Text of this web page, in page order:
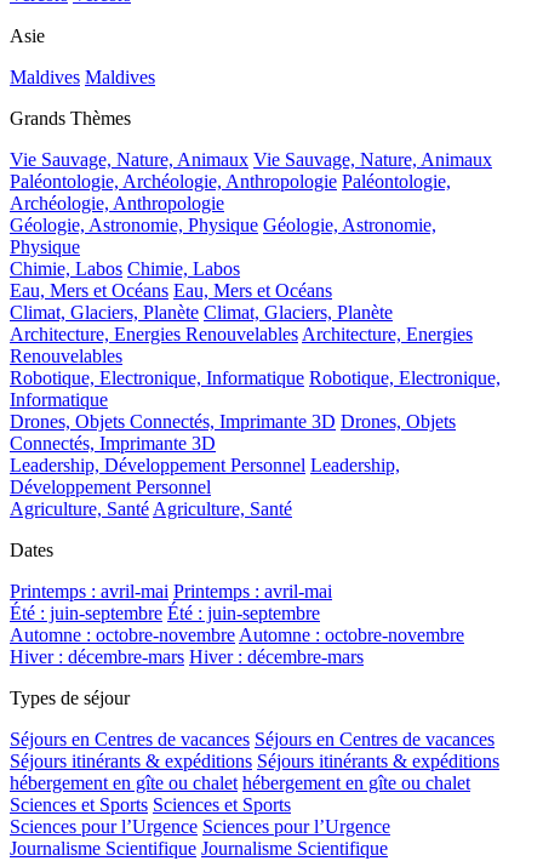
Asie
Maldives Maldives
Grands Thèmes
Vie Sauvage, Nature, Animaux Vie Sauvage, Nature, Animaux
Paléontologie, Archéologie, Anthropologie Paléontologie,
Archéologie, Anthropologie
Géologie, Astronomie, Physique Géologie, Astronomie,
Physique
Chimie, Labos Chimie, Labos
Eau, Mers et Océans Eau, Mers et Océans
Climat, Glaciers, Planète Climat, Glaciers, Planète
Architecture, Energies RenouvelablesArchitecture, Energies
Renouvelables
Robotique, Electronique, Informatique Robotique, Electronique,
Informatique
Drones, Objets Connectés, Imprimante 3D Drones, Objets
Connectés, Imprimante 3D
Leadership, Développement Personnel Leadership,
Développement Personnel
Agriculture, SantéAgriculture, Santé
Dates
Printemps : avril-mai Printemps : avril-mai
Été : juin-septembre Été : juin-septembre
Automne : octobre-novembreAutomne : octobre-novembre
Hiver : décembre-mars Hiver : décembre-mars
Types de séjour
Séjours en Centres de vacances Séjours en Centres de vacances
Séjours itinérants & expéditions Séjours itinérants & expéditions
hébergement en gîte ou chalet hébergement en gîte ou chalet
Sciences et Sports Sciences et Sports
Sciences pour l’Urgence Sciences pour l’Urgence
Journalisme Scientifique Journalisme Scientifique